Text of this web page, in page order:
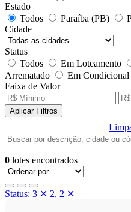
Estado
Todos
Paraíba (PB)
Cidade
Status
Todos
Em Loteamento
Arrematado
Em Condicional
Faixa de Valor
Aplicar Filtros
0 lotes encontrados
Status: 3 ✕ 2, 2 ✕